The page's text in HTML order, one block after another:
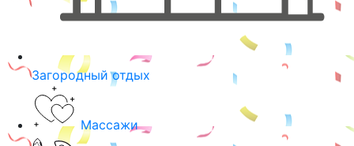
Загородный отдых
Массажи